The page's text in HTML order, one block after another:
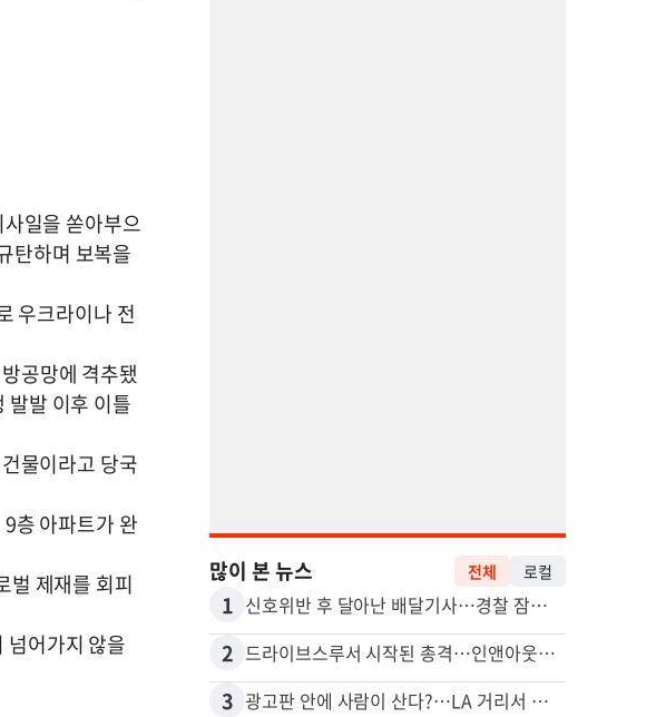
일을 쏟아부으
탄하며 보복을
우크라이나 전
공망에 격추됐
발발 이후 이틀
물이라고 당국
층 아파트가 완
벌 제재를 회피
어가지 않을
많이 본 뉴스 전체 로컬
1 신호위반 후 달아난 배달기사…경찰 잠복해 잡고보니 ‘반전’
2 드라이브스루서 시작된 총격…인앤아웃 참사 영상 공개
3 광고판 안에 사람이 산다?…LA 거리서 화제